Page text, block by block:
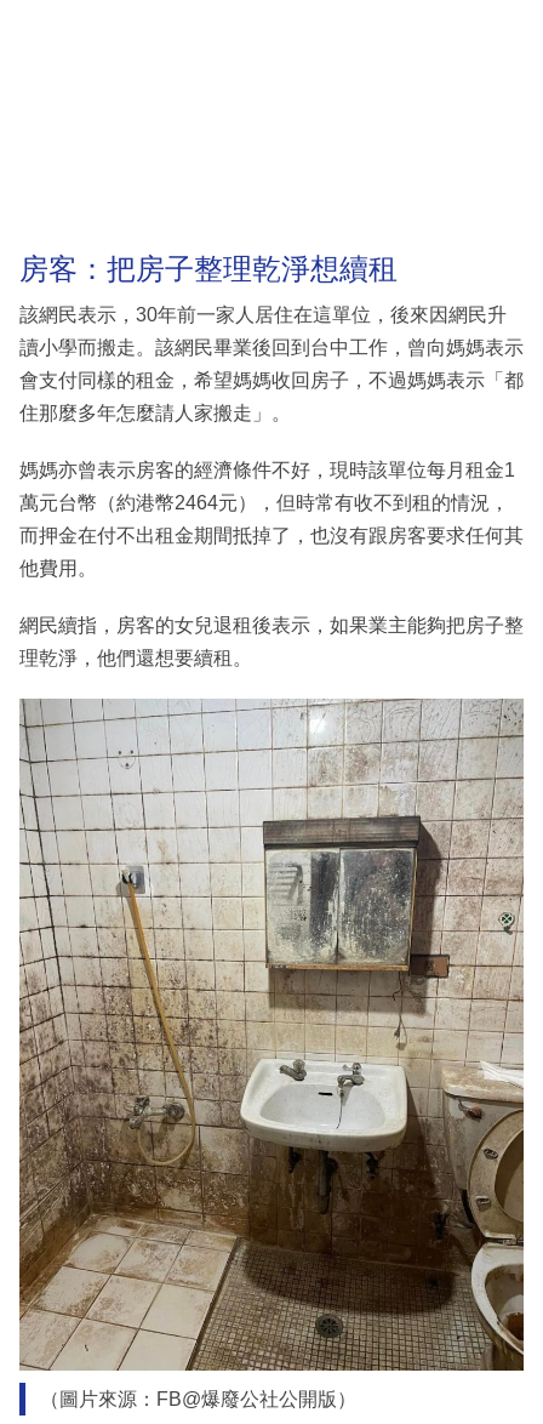
房客：把房子整理乾淨想續租
該網民表示，30年前一家人居住在這單位，後來因網民升
讀小學而搬走。該網民畢業後回到台中工作，曾向媽媽表示
會支付同樣的租金，希望媽媽收回房子，不過媽媽表示「都
住那麼多年怎麼請人家搬走」。
媽媽亦曾表示房客的經濟條件不好，現時該單位每月租金1
萬元台幣（約港幣2464元），但時常有收不到租的情況，
而押金在付不出租金期間抵掉了，也沒有跟房客要求任何其
他費用。
網民續指，房客的女兒退租後表示，如果業主能夠把房子整
理乾淨，他們還想要續租。
（圖片來源：FB@爆廢公社公開版）